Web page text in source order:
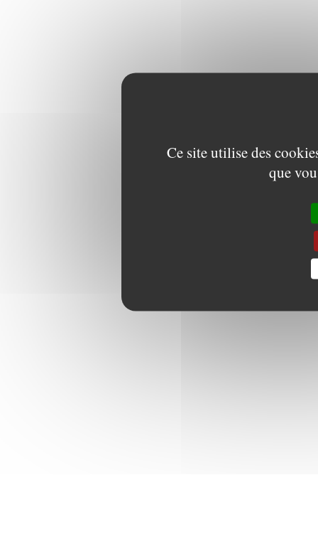
Ce site utilise des
que